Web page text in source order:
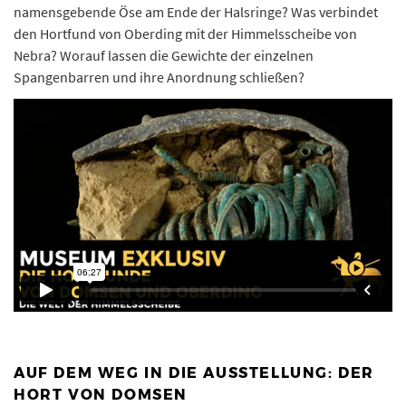
namensgebende Öse am Ende der Halsringe? Was verbindet
den Hortfund von Oberding mit der Himmelsscheibe von
Nebra? Worauf lassen die Gewichte der einzelnen
Spangenbarren und ihre Anordnung schließen?
AUF DEM WEG IN DIE AUSSTELLUNG: DER
HORT VON DOMSEN